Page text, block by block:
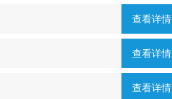
查看详情
查看详情
查看详情